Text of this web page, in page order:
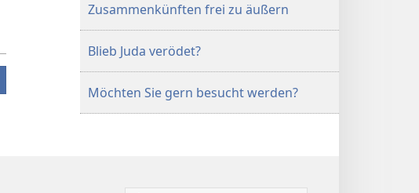
Zusammenkünften frei zu äußern
Blieb Juda verödet?
Möchten Sie gern besucht werden?